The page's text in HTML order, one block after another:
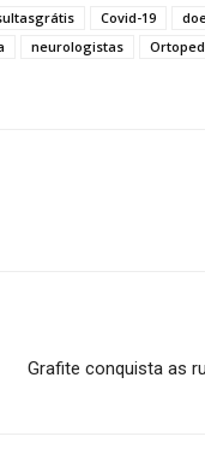
Covid-19
neurologistas
Grafite conquista as